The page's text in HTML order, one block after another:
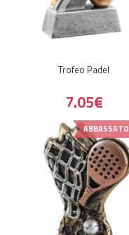
Trofeo Padel
7.05€
ABBASSATO